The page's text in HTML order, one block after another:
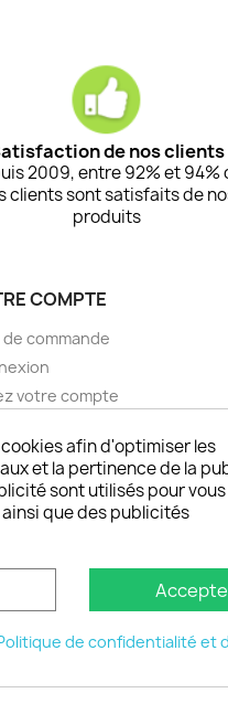
de nos clients
2009, entre 92% et 94%
clients sont satisfaits de
produits
COMPTE
de commande
votre compte
afin d'optimiser les
et la pertinence de la
sont utilisés pour
que des publicités
de confidentialité et